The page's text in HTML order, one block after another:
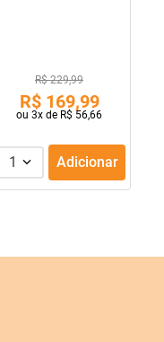
R$ 229,99
R$ 169,99
ou 3x de R$ 56,66
1 Adicionar